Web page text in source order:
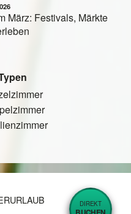
DIREKT
März: Festivals, Märkte